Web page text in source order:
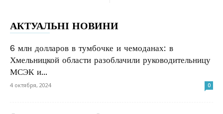
АКТУАЛЬНІ НОВИНИ
6 млн долларов в тумбочке и чемоданах: в
Хмельницкой области разоблачили руководительницу
МСЭК и...
4 октября, 2024 0